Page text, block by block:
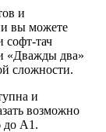
и
вы можете
софт-тач
«Дважды два»
сложности.
и
возможно
до А1.